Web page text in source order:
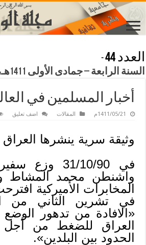
العدد 44
-
السنة الرابعة – جمادى الأولى 1411هـ، كانون الأول 1990م
أخبار المسلمين في
1411/05/21م المقالات اضف تعليق
وثيقة سرية ينشرها العراق
في 31/10/90
واشنطن محمد المشاط
المخابرات الأميركية
في تشرين الثاني من
«الافادة من تدهور
العراق للضغط من أجل
الحدود بين البلدين».